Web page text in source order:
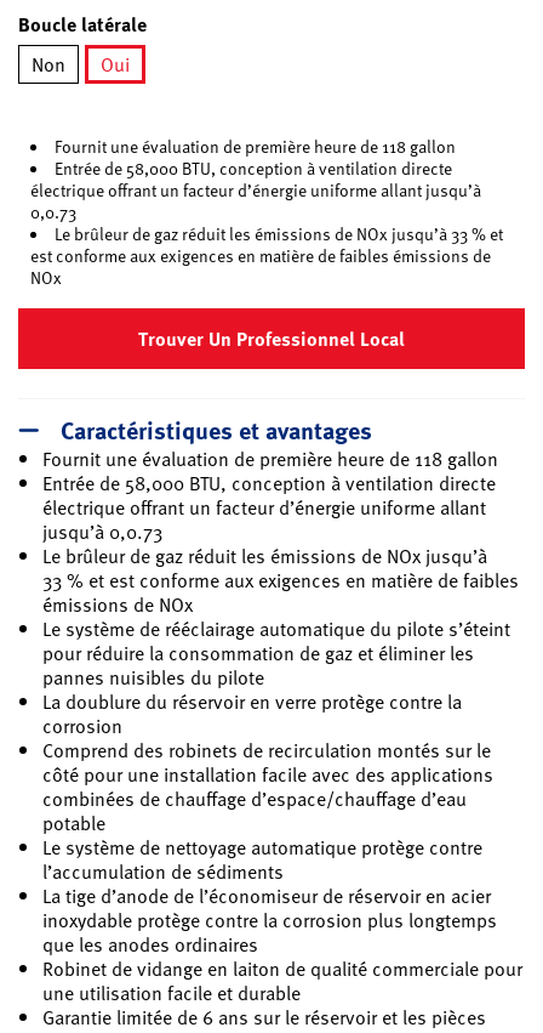
Boucle latérale
Non
Oui
Fournit une évaluation de première heure de 118 gallon
Entrée de 58,000 BTU, conception à ventilation directe
électrique offrant un facteur d’énergie uniforme allant jusqu’à
0,0.73
Le brûleur de gaz réduit les émissions de NOx jusqu’à 33 % et
est conforme aux exigences en matière de faibles émissions de
NOx
Trouver Un Professionnel Local
Caractéristiques et avantages
Fournit une évaluation de première heure de 118 gallon
Entrée de 58,000 BTU, conception à ventilation directe
électrique offrant un facteur d’énergie uniforme allant
jusqu’à 0,0.73
Le brûleur de gaz réduit les émissions de NOx jusqu’à
33 % et est conforme aux exigences en matière de faibles
émissions de NOx
Le système de rééclairage automatique du pilote s’éteint
pour réduire la consommation de gaz et éliminer les
pannes nuisibles du pilote
La doublure du réservoir en verre protège contre la
corrosion
Comprend des robinets de recirculation montés sur le
côté pour une installation facile avec des applications
combinées de chauffage d’espace/chauffage d’eau
potable
Le système de nettoyage automatique protège contre
l’accumulation de sédiments
La tige d’anode de l’économiseur de réservoir en acier
inoxydable protège contre la corrosion plus longtemps
que les anodes ordinaires
Robinet de vidange en laiton de qualité commerciale pour
une utilisation facile et durable
Garantie limitée de 6 ans sur le réservoir et les pièces